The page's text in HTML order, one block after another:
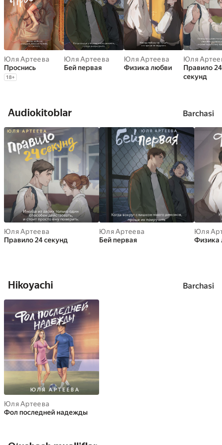
истории. Знайте, вы не просто в моем сердце, вы и есть
мое сердце».
Юля Артеева
Проснись
18+
Юля Артеева
Бей первая
Юля Артеева
Физика любви
Юля
Правило 24
секунд
Audiokitoblar Barchasi
Юля Артеева
Правило 24 секунд
Юля Артеева
Бей первая
Юля
Физика
Hikoyachi Barchasi
Юля Артеева
Фол последней надежды